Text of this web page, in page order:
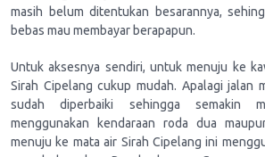
masih belum ditentukan besarannya,
bebas mau membayar berapapun.
Untuk aksesnya sendiri, untuk menuju ke
Sirah Cipelang cukup mudah. Apalagi jalan
sudah diperbaiki sehingga semakin
menggunakan kendaraan roda dua
menuju ke mata air Sirah Cipelang ini